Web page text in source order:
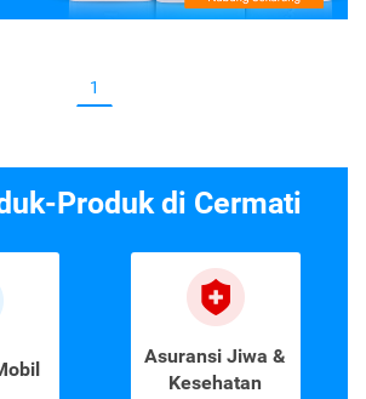
1
Produk di Cermati
Asuransi Jiwa &
Kesehatan